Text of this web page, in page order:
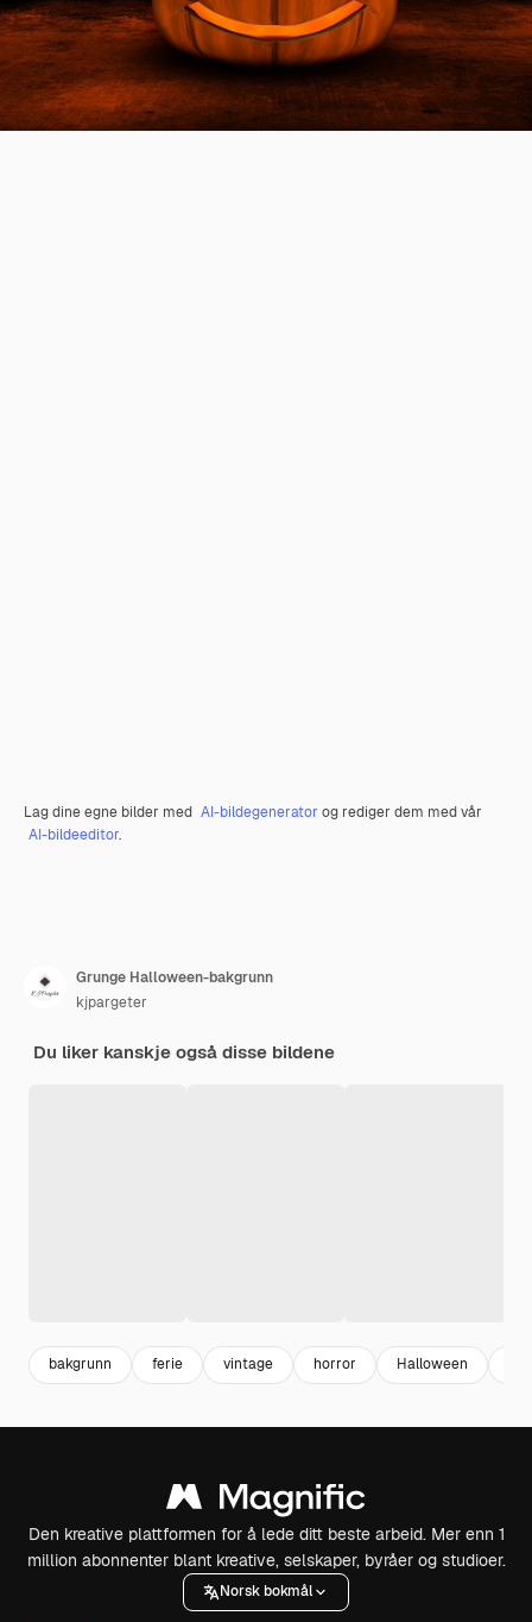
Lag dine egne bilder med AI-bildegenerator og rediger dem med vår
AI-bildeeditor.
Grunge Halloween-bakgrunn
kjpargeter
Du liker kanskje også disse bildene
bakgrunn ferie vintage horror Halloween
Den kreative plattformen for å lede ditt beste arbeid. Mer enn 1
million abonnenter blant kreative, selskaper, byråer og studioer.
Norsk bokmål